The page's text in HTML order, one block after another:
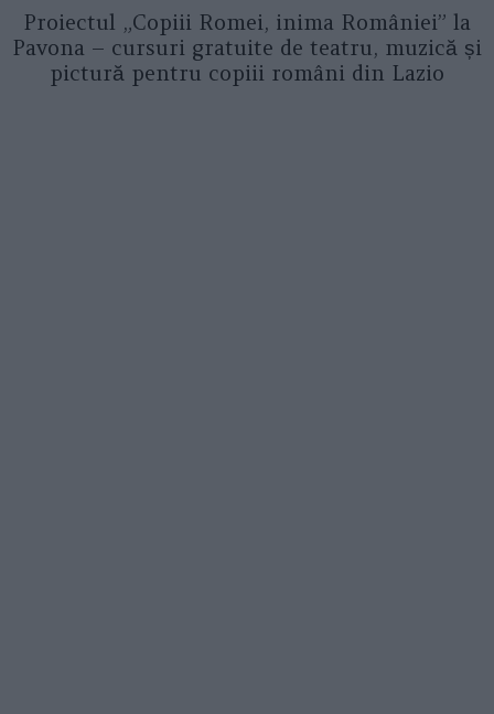
Proiectul „Copiii Romei, inima României” la
Pavona – cursuri gratuite de teatru, muzică și
pictură pentru copiii români din Lazio